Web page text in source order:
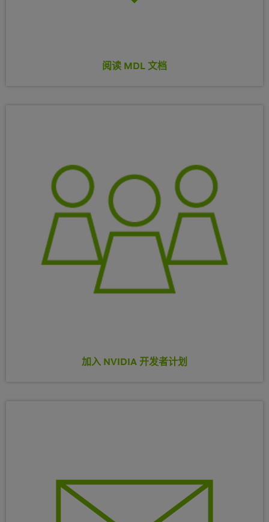
阅读 MDL 文档
加入 NVIDIA 开发者计划